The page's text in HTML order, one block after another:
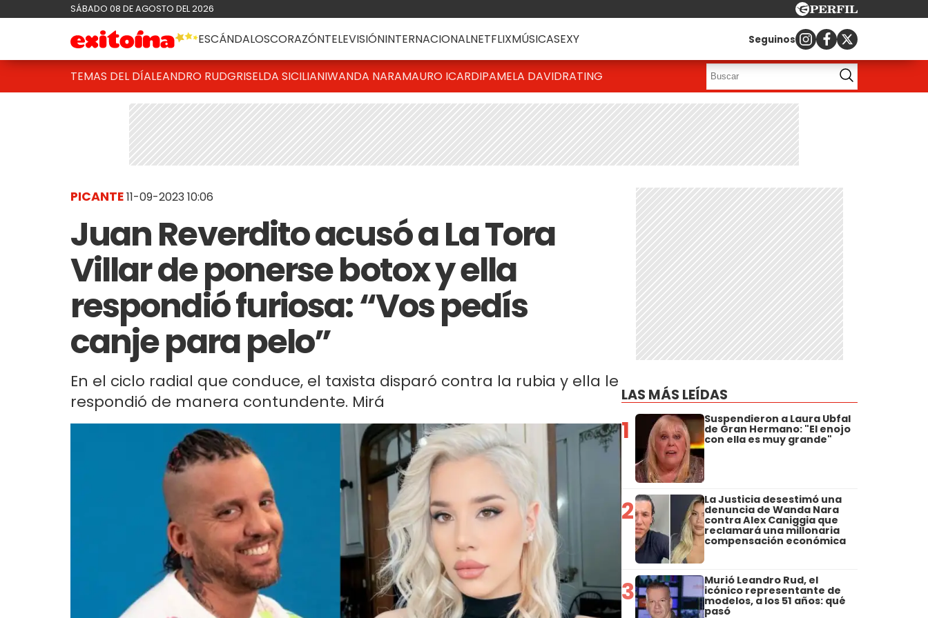
SÁBADO 08 DE AGOSTO DEL 2026
ESCÁNDALOSCORAZÓNTELEVISIÓNINTERNACIONALNETFLIXMÚSICASEXY Seguinos
TEMAS DEL DÍALEANDRO RUDGRISELDA SICILIANIWANDA NARAMAURO ICARDIPAMELA DAVIDRATING
PICANTE11-09-2023 10:06
Juan Reverdito acusó a La Tora
Villar de ponerse botox y ella
respondió furiosa: “Vos pedís
canje para pelo”
En el ciclo radial que conduce, el taxista disparó contra la rubia y ella le
respondió de manera contundente. Mirá
LAS MÁS LEÍDAS
1 Suspendieron a Laura Ubfal
de Gran Hermano: "El enojo
con ella es muy grande"
2 La Justicia desestimó una
denuncia de Wanda Nara
contra Alex Caniggia que
reclamará una millonaria
compensación económica
3 Murió Leandro Rud, el
icónico representante de
modelos, a los 51 años: qué
pasó